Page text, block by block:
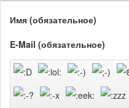
Имя (обязательное)
E-Mail (обязательное)